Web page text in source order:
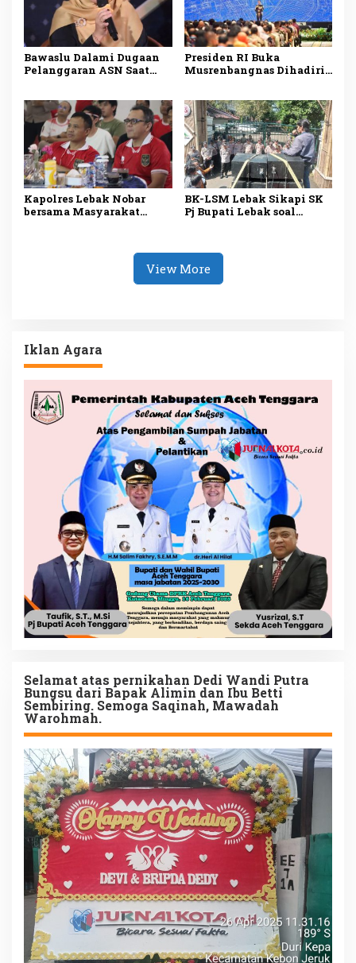
Bawaslu Dalami Dugaan
Pelanggaran ASN Saat
Presiden RI Buka
Musrenbangnas Dihadiri
Kapolres Lebak Nobar
bersama Masyarakat
BK-LSM Lebak Sikapi SK
Pj Bupati Lebak soal
View More
Iklan Agara
Selamat atas pernikahan Dedi Wandi Putra
Bungsu dari Bapak Alimin dan Ibu Betti
Sembiring. Semoga Saqinah, Mawadah
Warohmah.